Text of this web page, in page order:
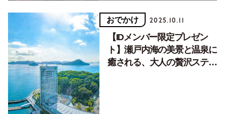
おでかけ 2025.10.11
【IDメンバー限定プレゼン
ト】瀬戸内海の美景と温泉に
癒される、大人の贅沢ステイ